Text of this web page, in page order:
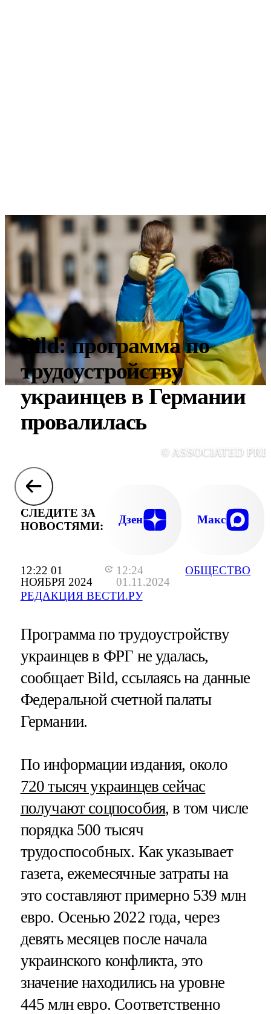
12:22 01
НОЯБРЯ 2024
12:24
01.11.2024
РЕДАКЦИЯ ВЕСТИ.РУ
ОБЩЕСТВО
Bild: программа по
трудоустройству
украинцев в Германии
провалилась
© ASSOCIATED
СЛЕДИТЕ ЗА
НОВОСТЯМИ:
Дзен Макс
Программа по трудоустройству
украинцев в ФРГ не удалась,
сообщает Bild, ссылаясь на данные
Федеральной счетной палаты
Германии.
По информации издания, около
720 тысяч украинцев сейчас
получают соцпособия, в том числе
порядка 500 тысяч
трудоспособных. Как указывает
газета, ежемесячные затраты на
это составляют примерно 539 млн
евро. Осенью 2022 года, через
девять месяцев после начала
украинского конфликта, это
значение находились на уровне
445 млн евро. Соответственно